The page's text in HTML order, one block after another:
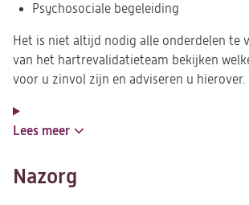
Psychosociale begeleiding
Het is niet altijd nodig alle onderdelen te
van het hartrevalidatieteam bekijken
voor u zinvol zijn en adviseren u hierover.
Lees meer
Nazorg